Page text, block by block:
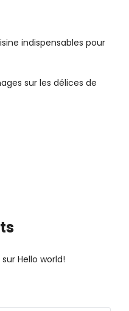
indispensables pour
sur les délices de
sur Hello world!